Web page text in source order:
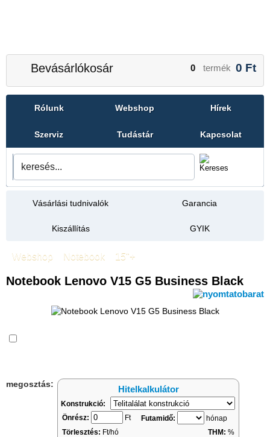
Bevásárlókosár 0 termék 0 Ft
Rólunk Webshop Hírek
Szerviz Tudástár Kapcsolat
Vásárlási tudnivalók Garancia
Kiszállítás GYIK
Webshop Notebook 15"+
Notebook Lenovo V15 G5 Business Black
megosztás:
Hitelkalkulátor
Konstrukció:
Önrész:
Ft Futamidő:
hónap
Törlesztés: Ft/hó THM: %